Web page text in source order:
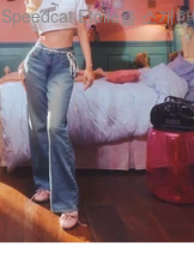
Etoile을 소개